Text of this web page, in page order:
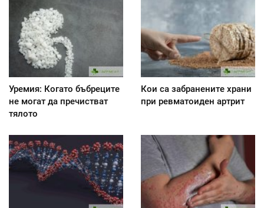
Уремия: Когато бъбреците
не могат да пречистват
тялото
Кои са забранените храни
при ревматоиден артрит